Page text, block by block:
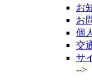
お
お
個
交
サ
-->